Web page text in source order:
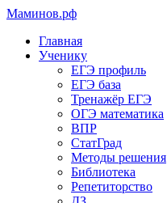
Маминов.рф
Главная
Ученику
ЕГЭ профиль
ЕГЭ база
Тренажёр ЕГЭ
ОГЭ математика
ВПР
СтатГрад
Методы решения
Библиотека
Репетиторство